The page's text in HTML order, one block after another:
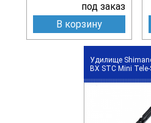
под заказ
В корзину
Удилище
BX STC Mini